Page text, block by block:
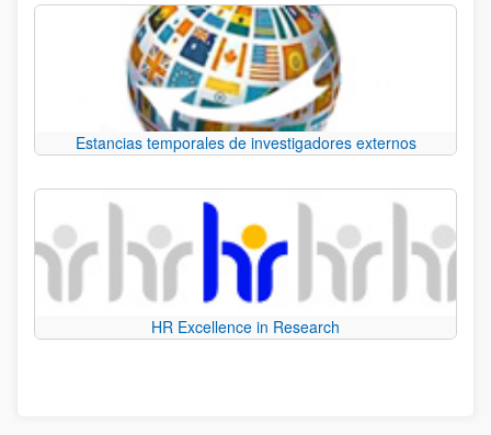
Estancias temporales de investigadores externos
HR Excellence in Research